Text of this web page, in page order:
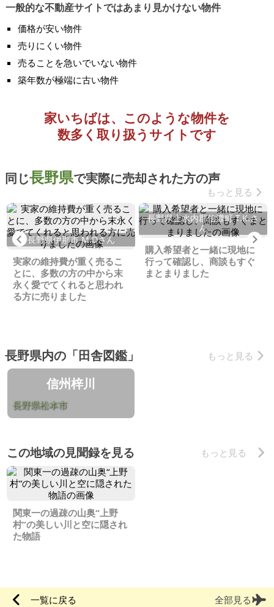
一般的な不動産サイトではあまり見かけない物件
価格が安い物件
売りにくい物件
売ることを急いでいない物件
築年数が極端に古い物件
家いちばは、このような物件を
数多く取り扱うサイトです
同じ長野県で実際に売却された方の声
もっと見る
Previous
長野県伊那市 M.Dさん
実家の維持費が重く売るこ
とに、多数の方の中から末
永く愛でてくれると思われ
る方に売りました
長野県上水内郡信濃町 T.K.さ
ん
購入希望者と一緒に現地に
行って確認し、商談もすぐ
まとまりました
長野県内の「田舎図鑑」 もっと見る
信州梓川
長野県松本市
この地域の見聞録を見る もっと見る
関東一の過疎の山奥“上野
村”の美しい川と空に隠され
た物語
一覧に戻る 全部見る